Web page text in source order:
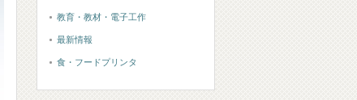
教育・教材・電子工作
最新情報
食・フードプリンタ